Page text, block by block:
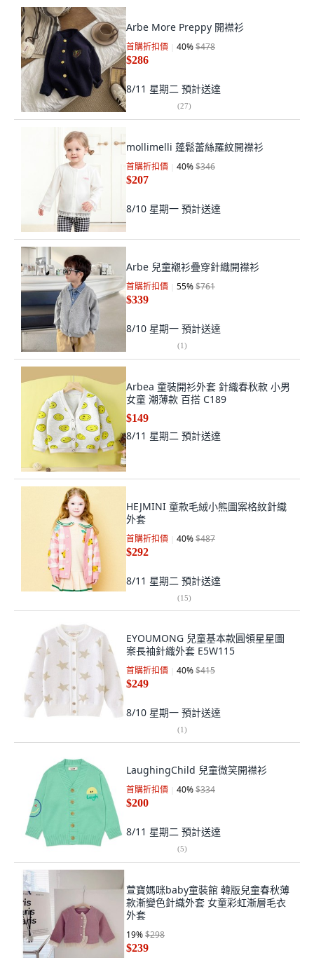
Arbe More Preppy 開襟衫
首購折扣價 40%$478
$286
8/11 星期二 預計送達
(27)
mollimelli 蓬鬆蕾絲羅紋開襟衫
首購折扣價 40%$346
$207
8/10 星期一 預計送達
Arbe 兒童襯衫疊穿針織開襟衫
首購折扣價 55%$761
$339
8/10 星期一 預計送達
(1)
Arbea 童裝開衫外套 針織春秋款 小男
女童 潮薄款 百搭 C189
$149
8/11 星期二 預計送達
HEJMINI 童款毛絨小熊圖案格紋針織
外套
首購折扣價 40%$487
$292
8/11 星期二 預計送達
(15)
EYOUMONG 兒童基本款圓領星星圖
案長袖針織外套 E5W115
首購折扣價 40%$415
$249
8/10 星期一 預計送達
(1)
LaughingChild 兒童微笑開襟衫
首購折扣價 40%$334
$200
8/11 星期二 預計送達
(5)
萱寶媽咪baby童裝館 韓版兒童春秋薄
款漸變色針織外套 女童彩虹漸層毛衣
外套
19%$298
$239